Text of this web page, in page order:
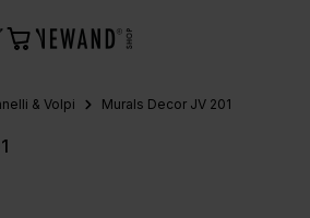
& Volpi Murals Decor JV 201